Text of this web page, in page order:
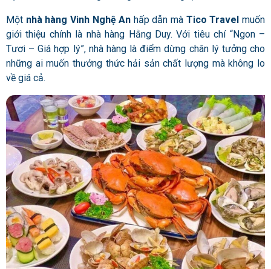
Một nhà hàng Vinh Nghệ An hấp dẫn mà Tico Travelmuốn
giới thiệu chính là nhà hàng Hằng Duy. Với tiêu chí “Ngon –
Tươi – Giá hợp lý”, nhà hàng là điểm dừng chân lý tưởng cho
những ai muốn thưởng thức hải sản chất lượng mà không lo
về giá cả.